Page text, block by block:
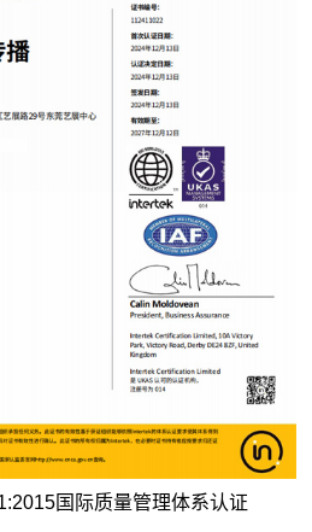
国际质量管理体系认证